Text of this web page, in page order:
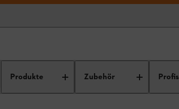
Produkte Zubehör Profis